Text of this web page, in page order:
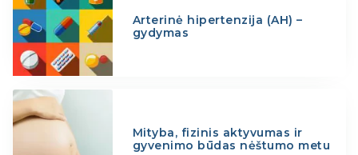
Arterinė hipertenzija (AH) –
gydymas
Mityba, fizinis aktyvumas ir
gyvenimo būdas nėštumo metu